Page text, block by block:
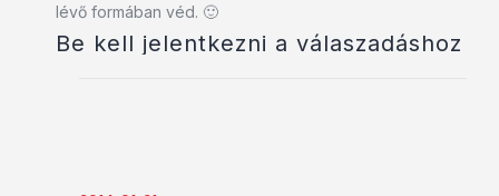
lévő formában véd. 🙂
Be kell jelentkezni a válaszadáshoz